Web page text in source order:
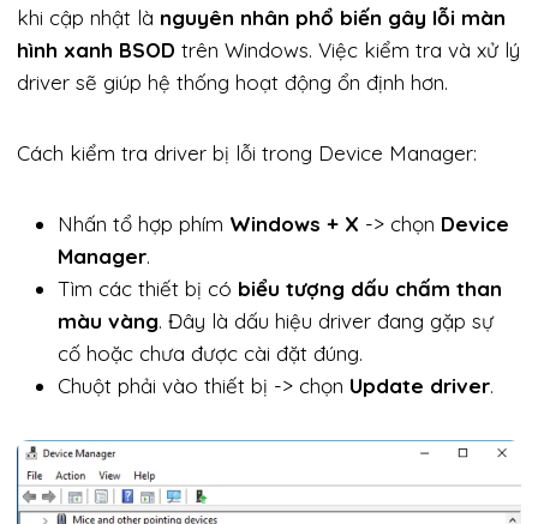
khi cập nhật là nguyên nhân phổ biến gây lỗi màn
hình xanh BSOD trên Windows. Việc kiểm tra và xử lý
driver sẽ giúp hệ thống hoạt động ổn định hơn.
Cách kiểm tra driver bị lỗi trong Device Manager:
Nhấn tổ hợp phím Windows + X -> chọn Device
Manager.
Tìm các thiết bị có biểu tượng dấu chấm than
màu vàng. Đây là dấu hiệu driver đang gặp sự
cố hoặc chưa được cài đặt đúng.
Chuột phải vào thiết bị -> chọn Update driver.